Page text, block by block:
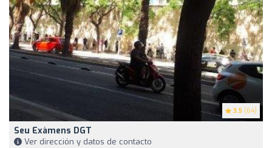
3.5 (64)
Seu Exàmens DGT
Ver dirección y datos de contacto